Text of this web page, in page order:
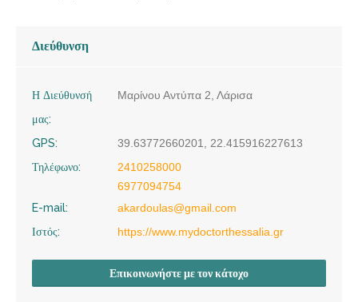
Διεύθυνση
Η Διεύθυνσή
μας:
Μαρίνου Αντύπα 2, Λάρισα
GPS:
39.63772660201, 22.415916227613
Τηλέφωνο:
2410258000
6977094754
E-mail:
akardoulas@gmail.com
Ιστός:
https://www.mydoctorthessalia.gr
Επικοινωνήστε με τον κάτοχο